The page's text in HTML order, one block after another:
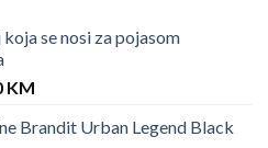
se nosi za pojasom
KMCurrent
is:
Brandit Urban Legend Black